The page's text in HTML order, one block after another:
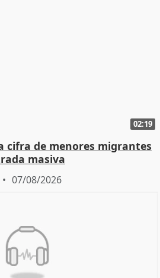
02:19
cifra de menores migrantes
masiva
07/08/2026